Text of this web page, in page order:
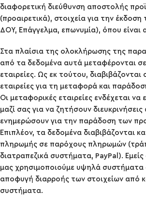
διαφορετική διεύθυνση αποστολής
(προαιρετικά), στοιχεία για την
ΔΟΥ, Επάγγελμα, επωνυμία), όπου είναι
Στα πλαίσια της ολοκλήρωσης της
από τα δεδομένα αυτά μεταφέρονται
εταιρείες. Ως εκ τούτου, διαβιβάζονται
εταιρείες για τη μεταφορά και
Οι μεταφορικές εταιρείες ενδέχεται να
μαζί σας για να ζητήσουν
ενημερώσουν για την παράδοση των
Επιπλέον, τα δεδομένα διαβιβάζονται
πληρωμής σε παρόχους πληρωμών
διατραπεζικά συστήματα, PayPal).
μας χρησιμοποιούμε υψηλά συστήματα
αποφυγή διαρροής των στοιχείων από
συστήματα.